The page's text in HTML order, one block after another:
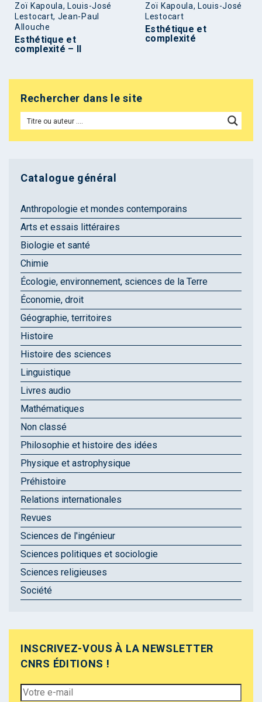
Zoï Kapoula, Louis-José
Lestocart, Jean-Paul
Allouche
Esthétique et
complexité – II
Zoï Kapoula, Louis-José
Lestocart
Esthétique et
complexité
Rechercher dans le site
Catalogue général
Anthropologie et mondes contemporains
Arts et essais littéraires
Biologie et santé
Chimie
Écologie, environnement, sciences de la Terre
Économie, droit
Géographie, territoires
Histoire
Histoire des sciences
Linguistique
Livres audio
Mathématiques
Non classé
Philosophie et histoire des idées
Physique et astrophysique
Préhistoire
Relations internationales
Revues
Sciences de l'ingénieur
Sciences politiques et sociologie
Sciences religieuses
Société
INSCRIVEZ-VOUS À LA NEWSLETTER
CNRS ÉDITIONS !